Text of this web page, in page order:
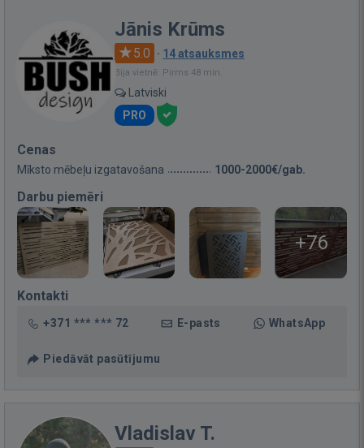
Jānis Krūms
5.0 · 14 atsauksmes
Bija vietnē: Pirms 48 min.
Latviski
PRO
Cenas
Mīksto mēbeļu izgatavošana 1000-2000€/gab.
Darbu piemēri
+76
Kontakti
+371 *** *** 72 E-pasts WhatsApp
Piedāvāt pasūtījumu
Vladislav T.